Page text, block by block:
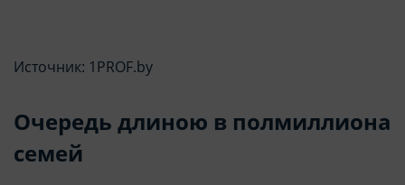
Источник: 1PROF.by
Очередь длиною в полмиллиона
семей